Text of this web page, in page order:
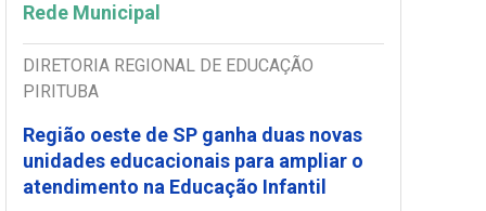
Rede Municipal
DIRETORIA REGIONAL DE EDUCAÇÃO
PIRITUBA
Região oeste de SP ganha duas novas
unidades educacionais para ampliar o
atendimento na Educação Infantil